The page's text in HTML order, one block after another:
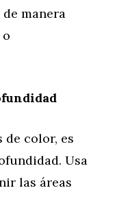
manera
de color, es
Usa
las áreas